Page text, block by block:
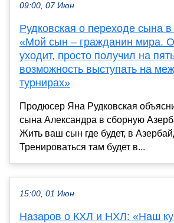
09:00, 07 Июн
Рудковская о переходе сына
«Мой сын – гражданин мира.
уходит, просто получил на
возможность выступать на
турнирах»
Продюсер Яна Рудковская
сына Александра в сборную
Жить ваш сын где будет, в
Тренироваться там будет в...
15:00, 01 Июн
Назаров о КХЛ и НХЛ: «Наш